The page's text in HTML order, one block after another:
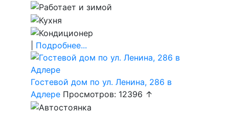
Подробнее...
Гостевой дом по ул. Ленина, 286 в
Адлере Просмотров: 12396 ↑